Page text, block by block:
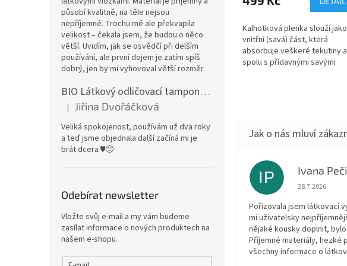
působí kvalitně, na těle nejsou
nepříjemné. Trochu mě ale překvapila
velikost – čekala jsem, že budou o něco
větší. Uvidím, jak se osvědčí při delším
používání, ale první dojem je zatím spíš
dobrý, jen by mi vyhovoval větší rozměr.
BIO Látkový odličovací tamponek: Barevné bambusovo-biobavlněné froté
Hodnocení produktu je 5 z 5 hvězdiček.
| Jiřina Dvořáčková
Veliká spokojenost, používám už dva roky
a teď jsme objednala další začíná mi je
brát dcera ♥️🙂
Odebírat newsletter
Vložte svůj e-mail a my vám budeme
zasílat informace o nových produktech na
našem e-shopu.
Kalhotková plenka slouží jako
vnitřní (savá) část, která
absorbuje veškeré tekutiny a
spolu s přídavnými savými
IP Ivana
Hodnocení
28.7.2026
Pořizovala jsem látkovací
mi uživatelsky
nějaké kousky doplnit,
Příjemné materiály, hezké
všechny informace o